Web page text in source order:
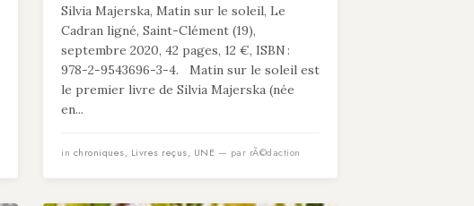
Silvia Majerska, Matin sur le soleil, Le
Cadran ligné, Saint-Clément (19),
septembre 2020, 42 pages, 12 €, ISBN :
978-2-9543696-3-4. Matin sur le soleil est
le premier livre de Silvia Majerska (née
en...
in chroniques, Livres reçus, UNE — par rÃ©daction